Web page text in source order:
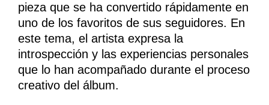
pieza que se ha convertido rápidamente en
uno de los favoritos de sus seguidores. En
este tema, el artista expresa la
introspección y las experiencias personales
que lo han acompañado durante el proceso
creativo del álbum.